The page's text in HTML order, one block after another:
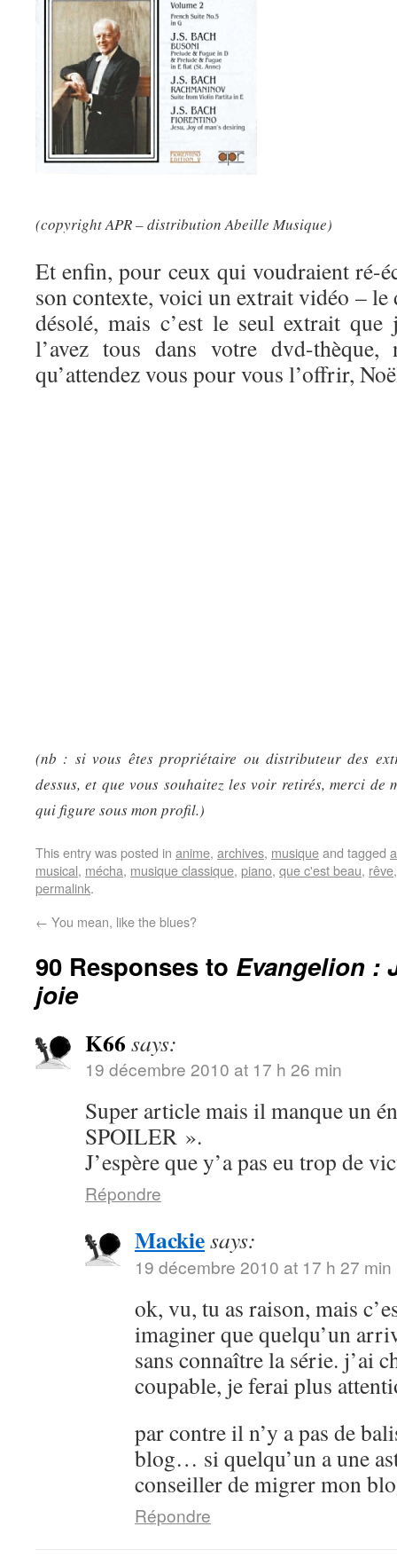
(copyright APR – distribution Abeille Musique)
Et enfin, pour ceux qui voudraient ré-
son contexte, voici un extrait vidéo – le
désolé, mais c’est le seul extrait
l’avez tous dans votre dvd-thèque,
qu’attendez vous pour vous l’offrir,
(nb : si vous êtes propriétaire ou distributeur des
dessus, et que vous souhaitez les voir retirés, merci de
qui figure sous mon profil.)
This entry was posted in anime, archives, musiqueand tagged
musical, mécha, musique classique, piano, que c'est beau, rêve
permalink.
← You mean, like the blues?
90 Responses to Evangelion :
joie
K66 says:
19 décembre 2010 at 17 h 26 min
Super article mais il manque un
SPOILER ».
J’espère que y’a pas eu trop de
Répondre
Mackiesays:
19 décembre 2010 at 17 h 27 min
ok, vu, tu as raison, mais
imaginer que quelqu’un
sans connaître la série. j’ai
coupable, je ferai plus
par contre il n’y a pas de
blog… si quelqu’un a une
conseiller de migrer mon
Répondre